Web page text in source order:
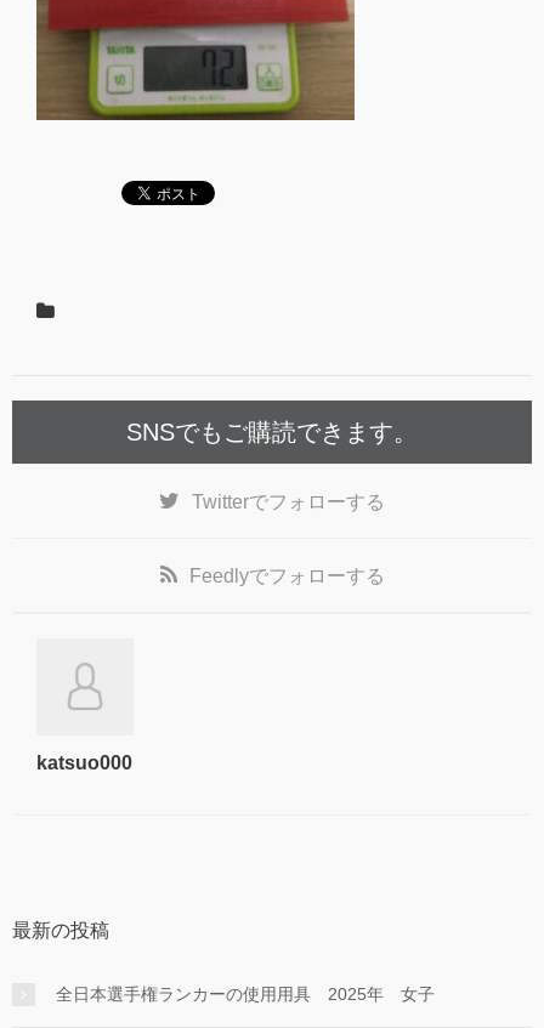
SNSでもご購読できます。
Twitterでフォローする
Feedlyでフォローする
katsuo000
最新の投稿
全日本選手権ランカーの使用用具 2025年 女子